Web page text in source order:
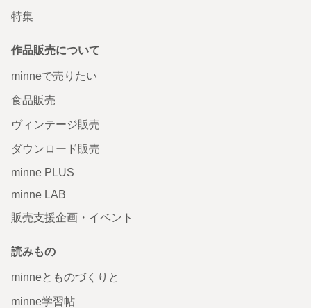
特集
作品販売について
minneで売りたい
食品販売
ヴィンテージ販売
ダウンロード販売
minne PLUS
minne LAB
販売支援企画・イベント
読みもの
minneとものづくりと
minne学習帖